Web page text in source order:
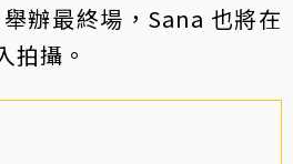
辦最終場，Sana 也將在
拍攝。